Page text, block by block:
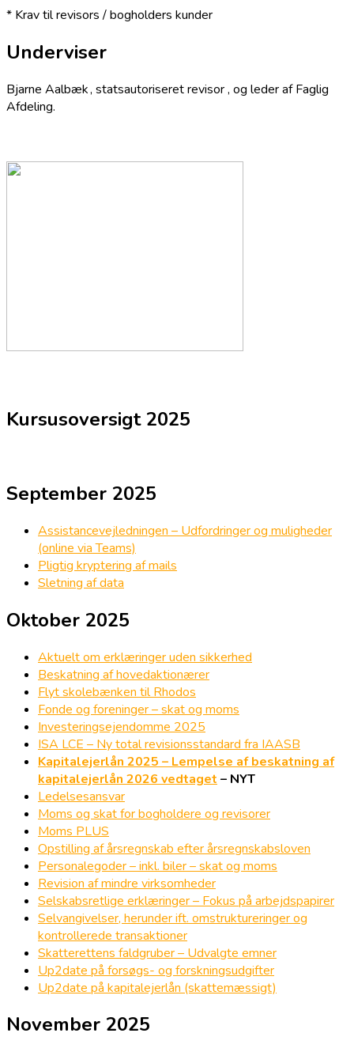
* Krav til revisors / bogholders kunder
Underviser
Bjarne Aalbæk , statsautoriseret revisor , og leder af Faglig
Afdeling.
Kursusoversigt 2025
September 2025
Assistancevejledningen – Udfordringer og muligheder
(online via Teams)
Pligtig kryptering af mails
Sletning af data
Oktober 2025
Aktuelt om erklæringer uden sikkerhed
Beskatning af hovedaktionærer
Flyt skolebænken til Rhodos
Fonde og foreninger – skat og moms
Investeringsejendomme 2025
ISA LCE – Ny total revisionsstandard fra IAASB
Kapitalejerlån 2025 – Lempelse af beskatning af
kapitalejerlån 2026 vedtaget – NYT
Ledelsesansvar
Moms og skat for bogholdere og revisorer
Moms PLUS
Opstilling af årsregnskab efter årsregnskabsloven
Personalegoder – inkl. biler – skat og moms
Revision af mindre virksomheder
Selskabsretlige erklæringer – Fokus på arbejdspapirer
Selvangivelser, herunder ift. omstruktureringer og
kontrollerede transaktioner
Skatterettens faldgruber – Udvalgte emner
Up2date på forsøgs- og forskningsudgifter
Up2date på kapitalejerlån (skattemæssigt)
November 2025